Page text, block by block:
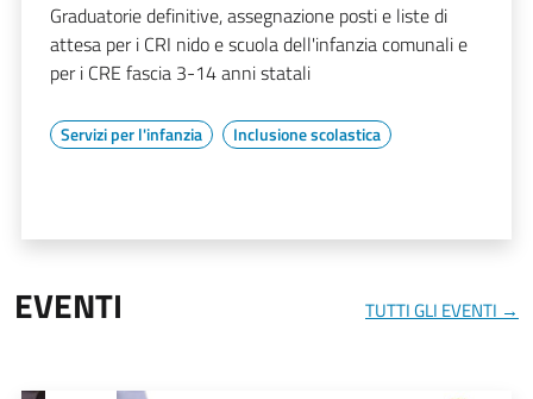
Graduatorie definitive, assegnazione posti e liste di
attesa per i CRI nido e scuola dell'infanzia comunali e
per i CRE fascia 3-14 anni statali
Servizi per l'infanzia Inclusione scolastica
EVENTI TUTTI GLI EVENTI →